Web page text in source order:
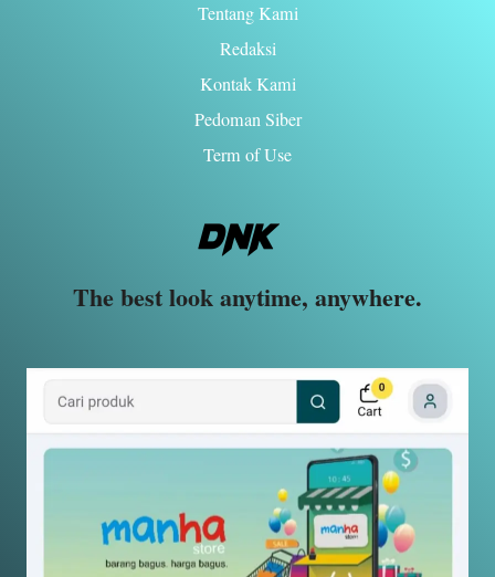
Tentang Kami
Redaksi
Kontak Kami
Pedoman Siber
Term of Use
The best look anytime, anywhere.